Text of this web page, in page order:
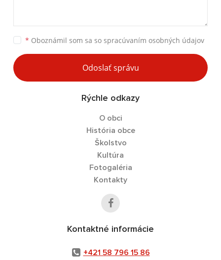
* Oboznámil som sa so spracúvaním osobných údajov
Odoslať správu
Rýchle odkazy
O obci
História obce
Školstvo
Kultúra
Fotogaléria
Kontakty
Kontaktné informácie
+421 58 796 15 86